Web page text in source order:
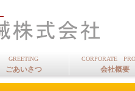
GREETING
ごあいさつ
CORPORATE
会社概要